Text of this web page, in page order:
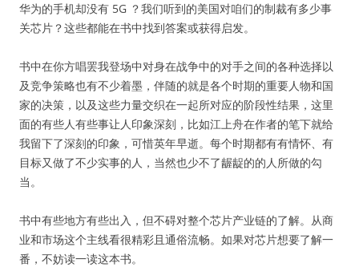
华为的手机却没有 5G ？我们听到的美国对咱们的制裁有多少事
关芯片？这些都能在书中找到答案或获得启发。
书中在你方唱罢我登场中对身在战争中的对手之间的各种选择以
及竞争策略也有不少着墨，伴随的就是各个时期的重要人物和国
家的决策，以及这些力量交织在一起所对应的阶段性结果，这里
面的有些人有些事让人印象深刻，比如江上舟在作者的笔下就给
我留下了深刻的印象，可惜英年早逝。每个时期都有有情怀、有
目标又做了不少实事的人，当然也少不了龌龊的的人所做的勾
当。
书中有些地方有些出入，但不碍对整个芯片产业链的了解。从商
业和市场这个主线看很精彩且通俗流畅。如果对芯片想要了解一
番，不妨读一读这本书。